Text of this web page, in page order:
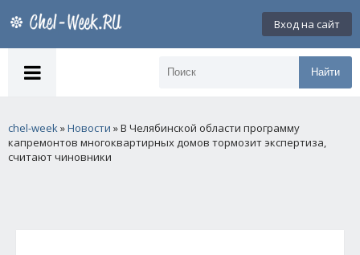
Вход на сайт
Найти
chel-week»Новости » В Челябинской области программу
капремонтов многоквартирных домов тормозит экспертиза,
считают чиновники